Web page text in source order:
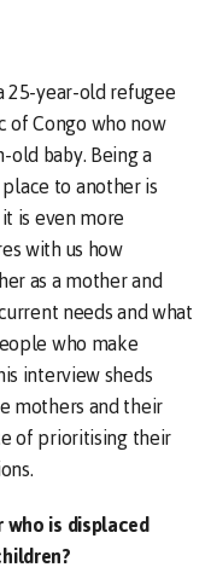
25-year-old refugee
of Congo who now
old baby. Being a
to another is
is even more
with us how
as a mother and
needs and what
who make
interview sheds
mothers and their
of prioritising their
who is displaced